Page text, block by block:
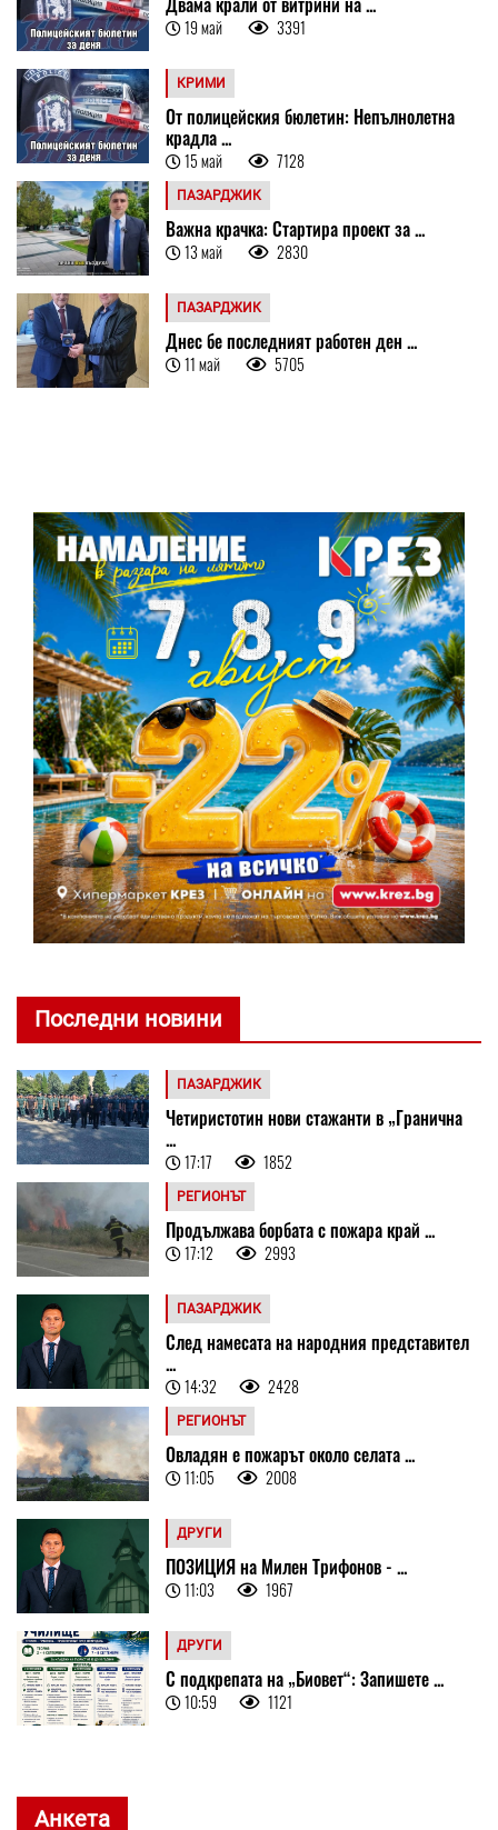
19 май 3391
КРИМИ
От полицейския бюлетин: Непълнолетна
крадла ...
15 май 7128
ПАЗАРДЖИК
Важна крачка: Стартира проект за ...
13 май 2830
ПАЗАРДЖИК
Днес бе последният работен ден ...
11 май 5705
Последни новини
ПАЗАРДЖИК
Четиристотин нови стажанти в „Гранична
...
17:17 1852
РЕГИОНЪТ
Продължава борбата с пожара край ...
17:12 2993
ПАЗАРДЖИК
След намесата на народния представител
...
14:32 2428
РЕГИОНЪТ
Овладян е пожарът около селата ...
11:05 2008
ДРУГИ
ПОЗИЦИЯ на Милен Трифонов - ...
11:03 1967
ДРУГИ
С подкрепата на „Биовет“: Запишете ...
10:59 1121
Анкета